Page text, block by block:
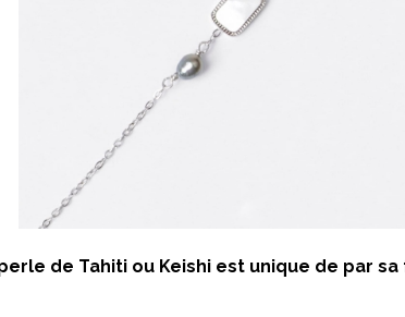
de Tahiti ou Keishi est unique de par